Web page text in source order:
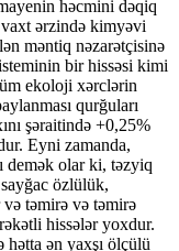
həcmini dəqiq
ərzində kimyəvi
məntiq nəzarətçisinə
bir hissəsi kimi
ekoloji xərclərin
qurğuları
şəraitində +0,25%
Eyni zamanda,
demək olar ki, təzyiq
özlülük,
təmirə və təmirə
hissələr yoxdur.
ən yaxşı ölçülü